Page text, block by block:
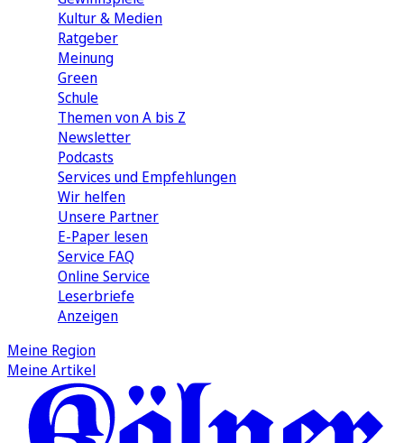
Kultur & Medien
Ratgeber
Meinung
Green
Schule
Themen von A bis Z
Newsletter
Podcasts
Services und Empfehlungen
Wir helfen
Unsere Partner
E-Paper lesen
Service FAQ
Online Service
Leserbriefe
Anzeigen
Meine Region
Meine Artikel